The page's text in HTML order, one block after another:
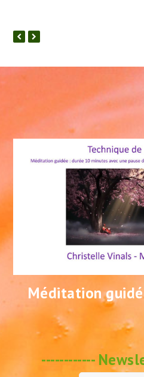
Méditation
------------